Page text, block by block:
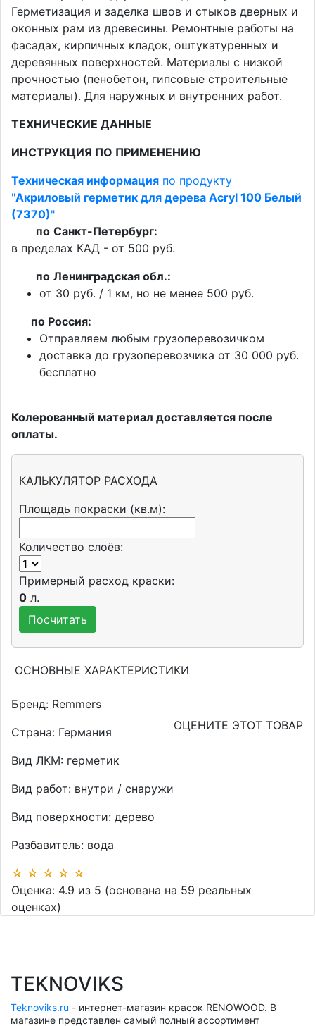
Герметизация и заделка швов и стыков дверных и
оконных рам из древесины. Ремонтные работы на
фасадах, кирпичных кладок, оштукатуренных и
деревянных поверхностей. Материалы с низкой
прочностью (пенобетон, гипсовые строительные
материалы). Для наружных и внутренних работ.
ТЕХНИЧЕСКИЕ ДАННЫЕ
ИНСТРУКЦИЯ ПО ПРИМЕНЕНИЮ
Техническая информация по продукту
"Акриловый герметик для дерева Acryl 100 Белый
(7370)"
по Санкт-Петербург:
в пределах КАД - от 500 руб.
по Ленинградская обл.:
от 30 руб. / 1 км, но не менее 500 руб.
по Россия:
Отправляем любым грузоперевозичком
доставка до грузоперевозчика от 30 000 руб.
бесплатно
Колерованный материал доставляется после
оплаты.
КАЛЬКУЛЯТОР РАСХОДА
Площадь покраски (кв.м):
Количество слоёв:
Примерный расход краски:
0 л.
ОСНОВНЫЕ ХАРАКТЕРИСТИКИ
Бренд: Remmers
Страна: Германия
Вид ЛКМ: герметик
Вид работ: внутри / снаружи
Вид поверхности: дерево
Разбавитель: вода
ОЦЕНИТЕ ЭТОТ ТОВАР
☆ ☆ ☆ ☆ ☆
Оценка: 4.9 из 5 (основана на 59 реальных
оценках)
TEKNOVIKS
Teknoviks.ru - интернет-магазин красок RENOWOOD. В
магазине представлен самый полный ассортимент